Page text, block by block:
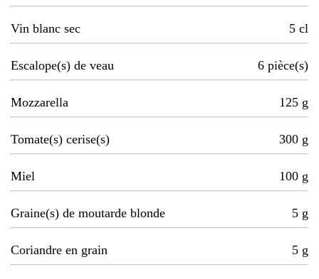
Vin blanc sec 5 cl
Escalope(s) de veau 6 pièce(s)
Mozzarella 125 g
Tomate(s) cerise(s) 300 g
Miel 100 g
Graine(s) de moutarde blonde 5 g
Coriandre en grain 5 g